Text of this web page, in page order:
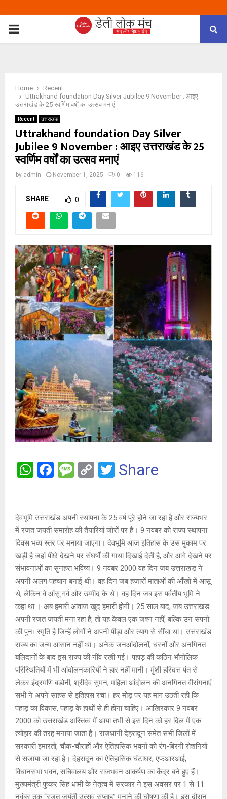
PRIMARY
Home
Recent
Uttrakhand foundation Day Silver Jubilee 9 November : आइए
उत्तराखंड के 25 स्वर्णिम वर्षों का उत्सव मनाएं
Recent उत्तराखंड
Uttrakhand foundation Day Silver
Jubilee 9 November : आइए उत्तराखंड के 25
स्वर्णिम वर्षों का उत्सव मनाएं
by admin November 1, 2025 0 116
SHARE 0
W
s
A
p
p
F
b
o
o
k
M
a
g
e
C
Li
n
k
T
er
Share
देवभूमि उत्तराखंड अपनी स्थापना के 25 वर्ष पूरे होने जा रहा है और राज्यभर
में रजत जयंती समारोह की तैयारियां जोरों पर हैं। 9 नवंबर को राज्य स्थापना
दिवस भव्य स्तर पर मनाया जाएगा। देवभूमि आज इतिहास के उस मुकाम पर
खड़ी है जहां पीछे देखने पर संघर्षों की गाथा दिखाई देती है, और आगे देखने पर
संभावनाओं का सुनहरा भविष्य। 9 नवंबर 2000 वह दिन जब उत्तराखंड ने
अपनी अलग पहचान बनाई थी। वह दिन जब हजारों माताओं की आँखों में आंसू
थे, लेकिन वे आंसू गर्व और उम्मीद के थे। वह दिन जब इस पर्वतीय भूमि ने
कहा था । अब हमारी आवाज खुद हमारी होगी। 25 साल बाद, जब उत्तराखंड
अपनी रजत जयंती मना रहा है, तो यह केवल एक जश्न नहीं, बल्कि उन सपनों
की पुनः स्मृति है जिन्हें लोगों ने अपनी पीड़ा और त्याग से सींचा था। उत्तराखंड
राज्य का जन्म आसान नहीं था। अनेक जनआंदोलनों, धरनों और अनगिनत
बलिदानों के बाद इस राज्य की नींव रखी गई। पहाड़ की कठिन भौगोलिक
परिस्थितियों में भी आंदोलनकारियों ने हार नहीं मानी। मुंशी हरिदत्त पंत से
लेकर इंद्रमणि बडोनी, श्रीदेव सुमन, महिला आंदोलन की अनगिनत वीरांगनाएं
सभी ने अपने साहस से इतिहास रचा। हर मोड़ पर यह मांग उठती रही कि
पहाड़ का विकास, पहाड़ के हाथों से ही होना चाहिए। आखिरकार 9 नवंबर
2000 को उत्तराखंड अस्तित्व में आया तभी से इस दिन को हर दिल में एक
त्योहार की तरह मनाया जाता है। राजधानी देहरादून समेत सभी जिलों में
सरकारी इमारतों, चौक-चौराहों और ऐतिहासिक भवनों को रंग-बिरंगी रोशनियों
से सजाया जा रहा है। देहरादून का ऐतिहासिक घंटाघर, एफआरआई,
विधानसभा भवन, सचिवालय और राजभवन आकर्षण का केंद्र बने हुए हैं।
मुख्यमंत्री पुष्कर सिंह धामी के नेतृत्व में सरकार ने इस अवसर पर 1 से 11
नवंबर तक “रजत जयंती उत्सव सप्ताह” मनाने की घोषणा की है। इस दौरान